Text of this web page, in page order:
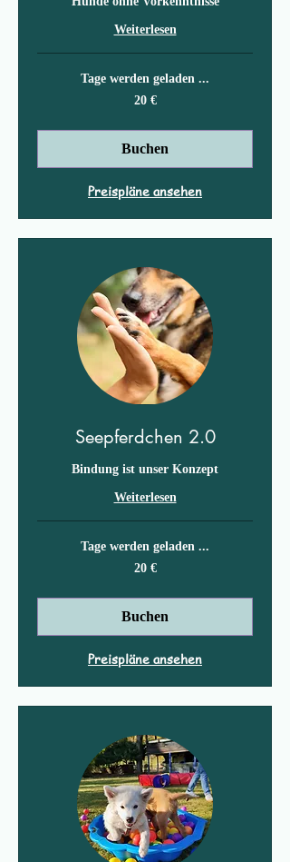
Weiterlesen
Tage werden geladen ...
20 €
Buchen
Preispläne ansehen
Seepferdchen 2.0
Bindung ist unser Konzept
Weiterlesen
Tage werden geladen ...
20 €
Buchen
Preispläne ansehen